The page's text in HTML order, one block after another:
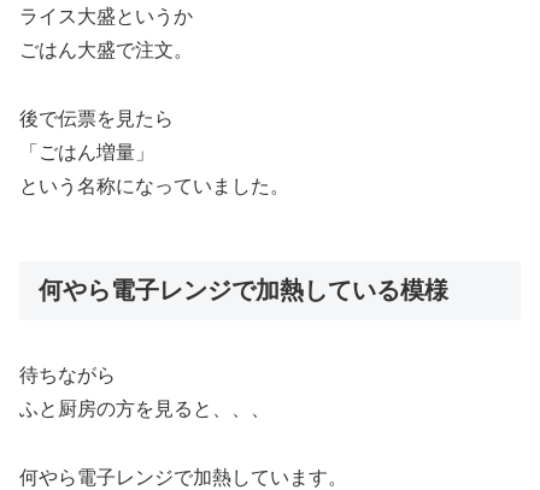
ライス大盛というか
ごはん大盛で注文。
後で伝票を見たら
「ごはん増量」
という名称になっていました。
何やら電子レンジで加熱している模様
待ちながら
ふと厨房の方を見ると、、、
何やら電子レンジで加熱しています。